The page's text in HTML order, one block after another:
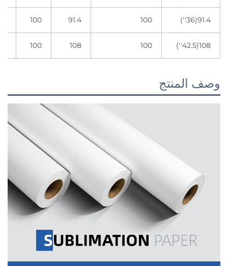
91.4(36'')
100
91.4
100
108(42.5'')
100
108
100
وصف المنتج